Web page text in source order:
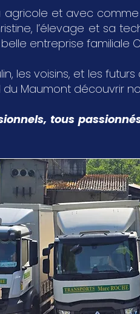
agricole et avec
l’élevage et sa
entreprise familiale
les voisins, et les
Maumont découvrir
tous